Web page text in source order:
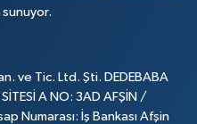
sunuyor.
ve Tic. Ltd. Şti. DEDEBABA
A NO: 3AD AFŞİN /
Numarası: İş Bankası Afşin